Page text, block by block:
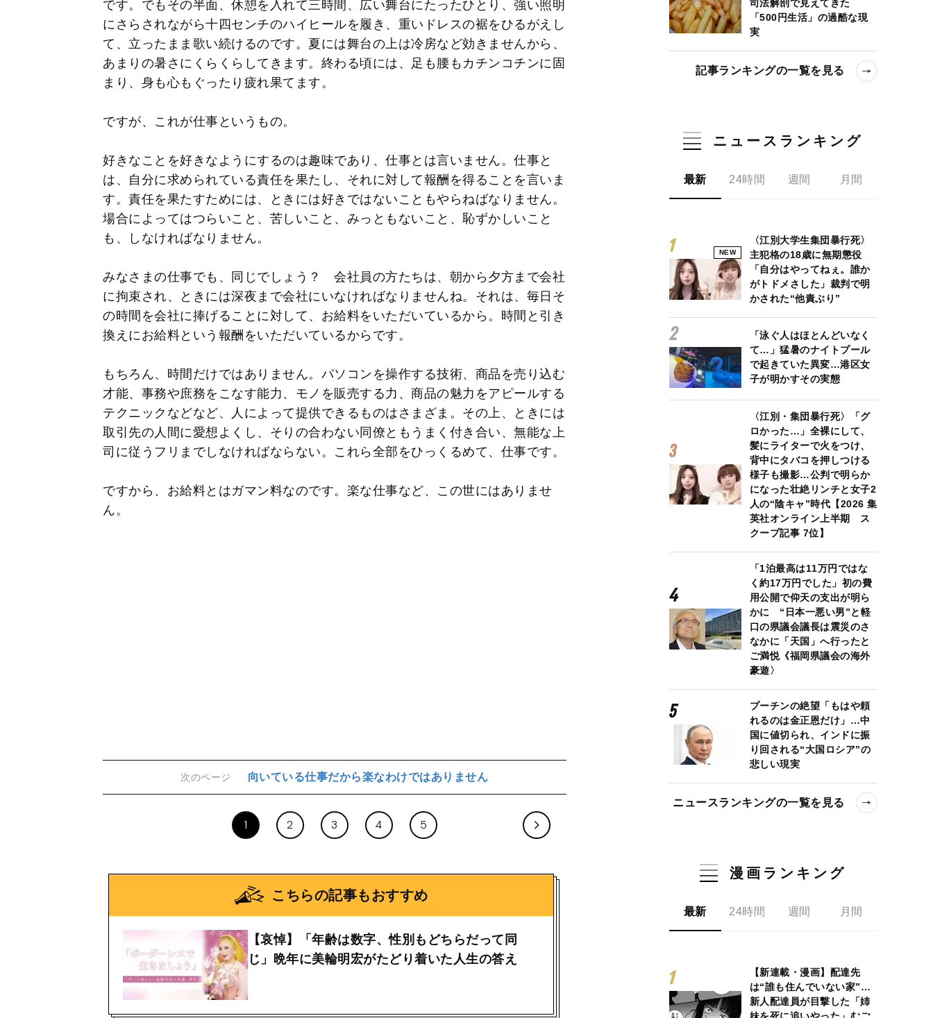
です。でもその半面、休憩を入れて三時間、広い舞台にたったひとり、強い照明
にさらされながら十四センチのハイヒールを履き、重いドレスの裾をひるがえし
て、立ったまま歌い続けるのです。夏には舞台の上は冷房など効きませんから、
あまりの暑さにくらくらしてきます。終わる頃には、足も腰もカチンコチンに固
まり、身も心もぐったり疲れ果てます。
ですが、これが仕事というもの。
好きなことを好きなようにするのは趣味であり、仕事とは言いません。仕事と
は、自分に求められている責任を果たし、それに対して報酬を得ることを言いま
す。責任を果たすためには、ときには好きではないこともやらねばなりません。
場合によってはつらいこと、苦しいこと、みっともないこと、恥ずかしいこと
も、しなければなりません。
みなさまの仕事でも、同じでしょう？ 会社員の方たちは、朝から夕方まで会社
に拘束され、ときには深夜まで会社にいなければなりませんね。それは、毎日そ
の時間を会社に捧げることに対して、お給料をいただいているから。時間と引き
換えにお給料という報酬をいただいているからです。
もちろん、時間だけではありません。パソコンを操作する技術、商品を売り込む
才能、事務や庶務をこなす能力、モノを販売する力、商品の魅力をアピールする
テクニックなどなど、人によって提供できるものはさまざま。その上、ときには
取引先の人間に愛想よくし、そりの合わない同僚ともうまく付き合い、無能な上
司に従うフリまでしなければならない。これら全部をひっくるめて、仕事です。
ですから、お給料とはガマン料なのです。楽な仕事など、この世にはありませ
ん。
次のページ 向いている仕事だから楽なわけではありません
1 2 3 4 5
こちらの記事もおすすめ
【哀悼】「年齢は数字、性別もどちらだって同
じ」晩年に美輪明宏がたどり着いた人生の答え
司法解剖で見えてきた
「500円生活」の過酷な現
実
記事ランキングの一覧を見る
ニュースランキング
最新 24時間 週間 月間
NEW
〈江別大学生集団暴行死〉
主犯格の18歳に無期懲役
「自分はやってねぇ。誰か
がトドメさした」裁判で明
かされた“他責ぶり”
「泳ぐ人はほとんどいなく
て…」猛暑のナイトプール
で起きていた異変…港区女
子が明かすその実態
〈江別・集団暴行死〉「グ
ロかった…」全裸にして、
髪にライターで火をつけ、
背中にタバコを押しつける
様子も撮影…公判で明らか
になった壮絶リンチと女子2
人の“陰キャ”時代【2026 集
英社オンライン上半期 ス
クープ記事 7位】
「1泊最高は11万円ではな
く約17万円でした」初の費
用公開で仰天の支出が明ら
かに “日本一悪い男”と軽
口の県議会議長は震災のさ
なかに「天国」へ行ったと
ご満悦《福岡県議会の海外
豪遊〉
プーチンの絶望「もはや頼
れるのは金正恩だけ」…中
国に値切られ、インドに振
り回される“大国ロシア”の
悲しい現実
ニュースランキングの一覧を見る
漫画ランキング
最新 24時間 週間 月間
【新連載・漫画】配達先
は“誰も住んでいない家”…
新人配達員が目撃した「姉
妹を死に追いやった」むご